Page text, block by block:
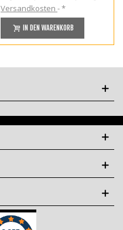
Versandkosten
*
IN DEN WARENKORB